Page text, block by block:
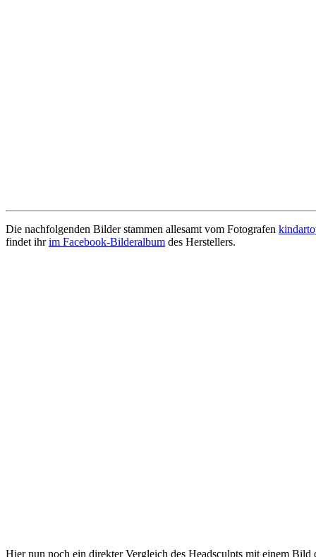
Die nachfolgenden Bilder stammen allesamt vom Fotografen
findet ihrim Facebook-Bilderalbum des Herstellers.
Hier nun noch ein direkter Vergleich des Headsculpts mit einem Bild